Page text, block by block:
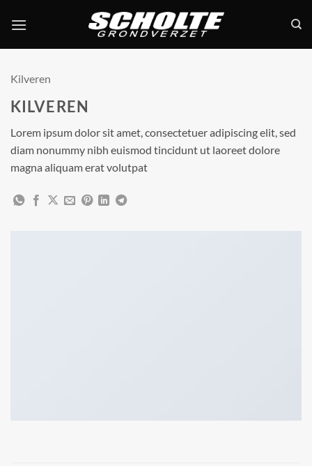
naar
Kilveren
KILVEREN
Lorem ipsum dolor sit amet, consectetuer adipiscing elit, sed
diam nonummy nibh euismod tincidunt ut laoreet dolore
magna aliquam erat volutpat